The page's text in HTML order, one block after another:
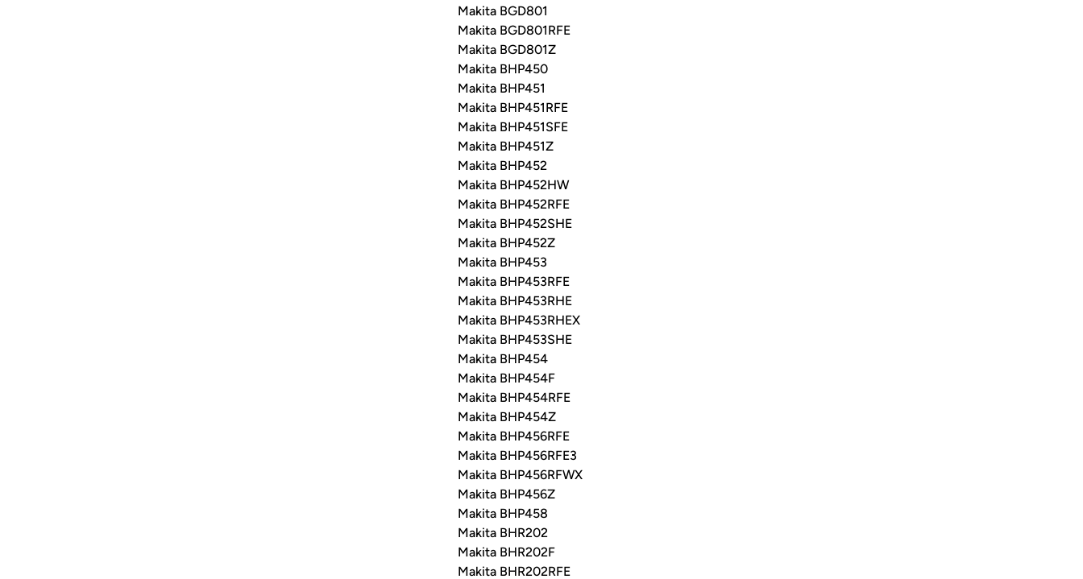
Makita BGD801
Makita BGD801RFE
Makita BGD801Z
Makita BHP450
Makita BHP451
Makita BHP451RFE
Makita BHP451SFE
Makita BHP451Z
Makita BHP452
Makita BHP452HW
Makita BHP452RFE
Makita BHP452SHE
Makita BHP452Z
Makita BHP453
Makita BHP453RFE
Makita BHP453RHE
Makita BHP453RHEX
Makita BHP453SHE
Makita BHP454
Makita BHP454F
Makita BHP454RFE
Makita BHP454Z
Makita BHP456RFE
Makita BHP456RFE3
Makita BHP456RFWX
Makita BHP456Z
Makita BHP458
Makita BHR202
Makita BHR202F
Makita BHR202RFE